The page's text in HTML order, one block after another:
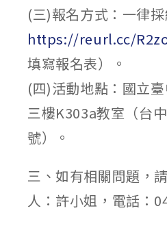
(三)報名方式：一律
https://reurl.cc/
填寫報名表）。
(四)活動地點：國立
三樓K303a教室（台
號）。
三、如有相關問題，
人：許小姐，電話：